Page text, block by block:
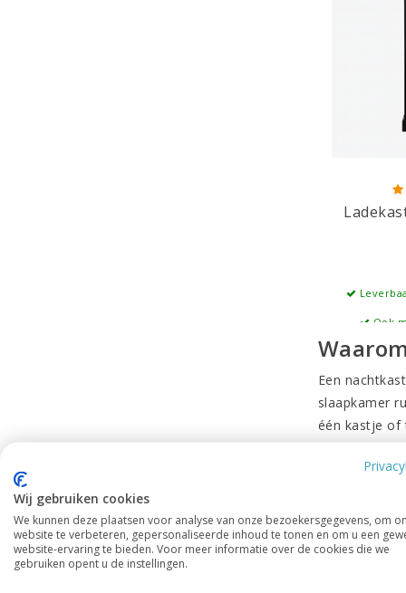
Ook
Een
slaapkamer
één kastje of
is klein van
Waar
Begin bij de
of te
een
Wij gebruiken cookies
We kunnen deze plaatsen voor analyse van onze bezoekersgegevens, om
website te verbeteren, gepersonaliseerde inhoud te tonen en om u een
website-ervaring te bieden. Voor meer informatie over de cookies die we
gebruiken opent u de instellingen.